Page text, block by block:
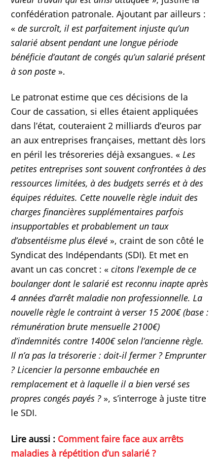
confédération patronale. Ajoutant par ailleurs :
«de surcroît, il est parfaitement injuste qu’un
salarié absent pendant une longue période
bénéficie d’autant de congés qu’un salarié présent
à son poste ».
Le patronat estime que ces décisions de la
Cour de cassation, si elles étaient appliquées
dans l’état, couteraient 2 milliards d’euros par
an aux entreprises françaises, mettant dès lors
en péril les trésoreries déjà exsangues. «Les
petites entreprises sont souvent confrontées à des
ressources limitées, à des budgets serrés et à des
équipes réduites. Cette nouvelle règle induit des
charges financières supplémentaires parfois
insupportables et probablement un taux
d’absentéisme plus élevé », craint de son côté le
Syndicat des Indépendants (SDI). Et met en
avant un cas concret : «citons l’exemple de ce
boulanger dont le salarié est reconnu inapte après
4 années d’arrêt maladie non professionnelle. La
nouvelle règle le contraint à verser 15 200€ (base :
rémunération brute mensuelle 2100€)
d’indemnités contre 1400€ selon l’ancienne règle.
Il n’a pas la trésorerie : doit-il fermer ? Emprunter
? Licencier la personne embauchée en
remplacement et à laquelle il a bien versé ses
propres congés payés ? », s’interroge à juste titre
le SDI.
Lire aussi : Comment faire face aux arrêts
maladies à répétition d’un salarié ?